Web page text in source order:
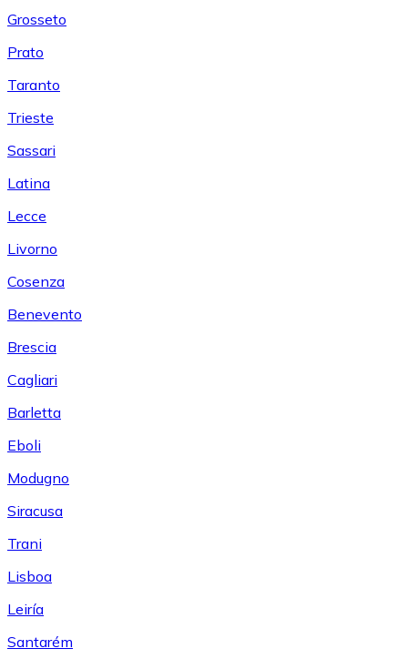
Grosseto
Prato
Taranto
Trieste
Sassari
Latina
Lecce
Livorno
Cosenza
Benevento
Brescia
Cagliari
Barletta
Eboli
Modugno
Siracusa
Trani
Lisboa
Leiría
Santarém